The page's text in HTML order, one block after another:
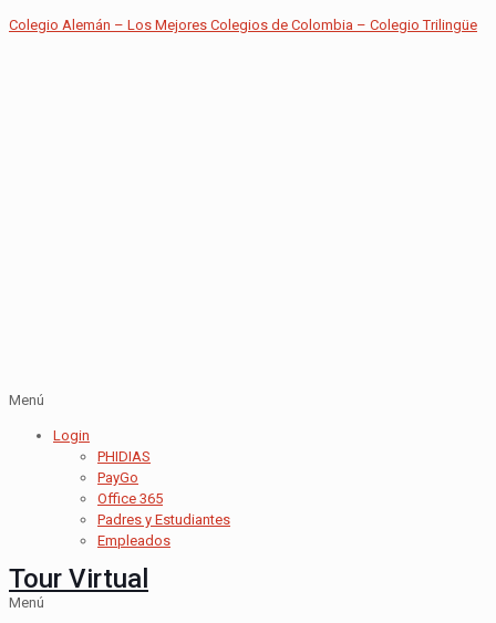
Colegio Alemán – Los Mejores Colegios de Colombia – Colegio Trilingüe
Menú
Login
PHIDIAS
PayGo
Office 365
Padres y Estudiantes
Empleados
Tour Virtual
Menú